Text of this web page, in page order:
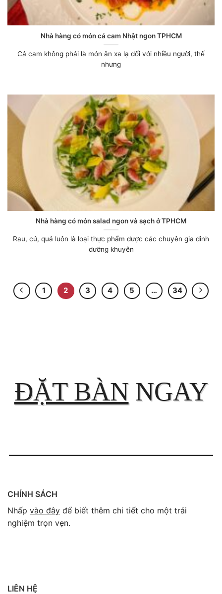
Nhà hàng có món cá cam Nhật ngon TPHCM
Cá cam không phải là món ăn xa lạ đối với nhiều người, thế
nhưng
Nhà hàng có món salad ngon và sạch ở TPHCM
Rau, củ, quả luôn là loại thực phẩm được các chuyên gia dinh
dưỡng khuyên
1 2 3 4 5 … 34
ĐẶT BÀNNGAY
CHÍNH SÁCH
Nhấp vào đây để biết thêm chi tiết cho một trải
nghiệm trọn vẹn.
LIÊN HỆ